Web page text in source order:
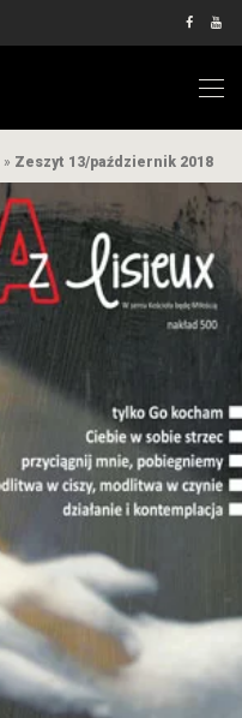
» Zeszyt 13/październik 2018